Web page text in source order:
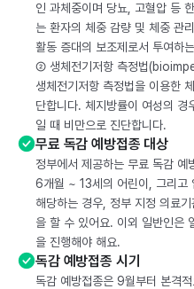
인 과체중이며 당뇨, 고혈압 등
는 환자의 체중 감량 및 체중 관
활동 증대의 보조제로서 투여하
② 생체전기저항 측정법
생체전기저항 측정법을 이용한
단합니다. 체지방률이 여성의
일 때 비만으로 진단합니다.
무료 독감 예방접종 대상
정부에서 제공하는 무료 독감
6개월 ~ 13세의 어린이, 그리고
해당하는 경우, 정부 지정 의료
을 할 수 있어요. 이외 일반인은
을 진행해야 해요.
독감 예방접종 시기
독감 예방접종은 9월부터 본격